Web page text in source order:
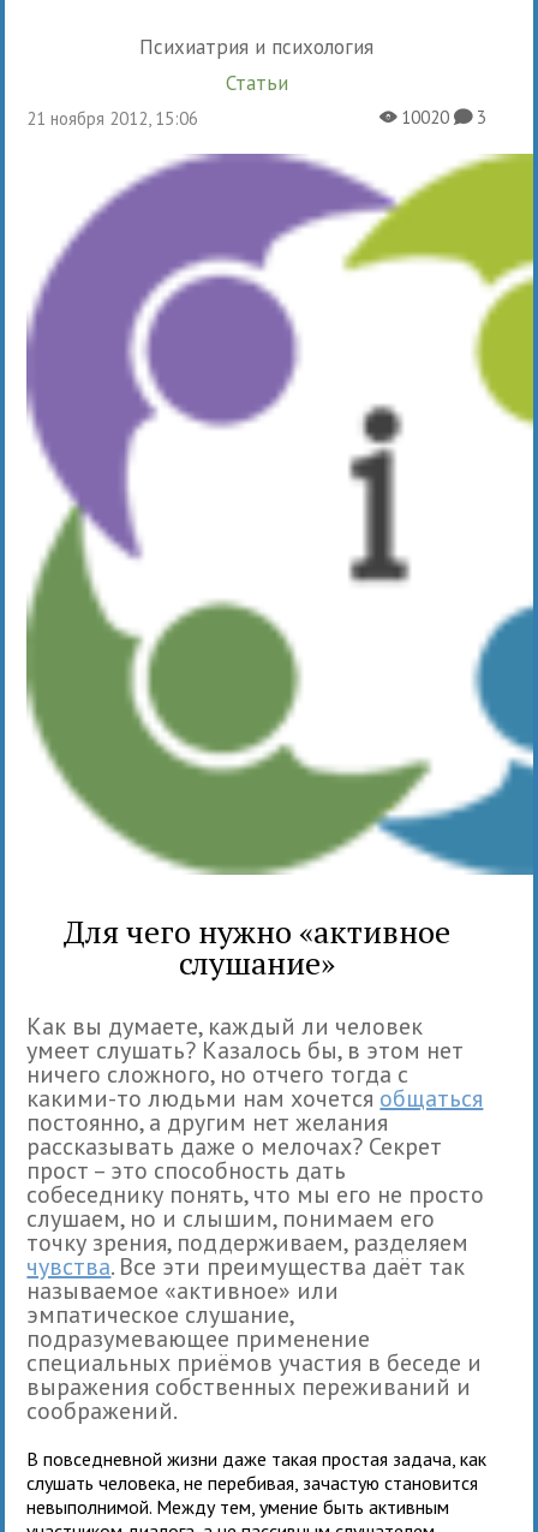
Психиатрия и психология
Статьи
21 ноября 2012, 15:06 X10020K3
Для чего нужно «активное
слушание»
Как вы думаете, каждый ли человек
умеет слушать? Казалось бы, в этом нет
ничего сложного, но отчего тогда с
какими-то людьми нам хочется общаться
постоянно, а другим нет желания
рассказывать даже о мелочах? Секрет
прост – это способность дать
собеседнику понять, что мы его не просто
слушаем, но и слышим, понимаем его
точку зрения, поддерживаем, разделяем
чувства. Все эти преимущества даёт так
называемое «активное» или
эмпатическое слушание,
подразумевающее применение
специальных приёмов участия в беседе и
выражения собственных переживаний и
соображений.
В повседневной жизни даже такая простая задача, как
слушать человека, не перебивая, зачастую становится
невыполнимой. Между тем, умение быть активным